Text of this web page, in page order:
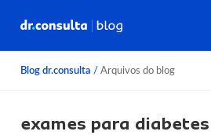
Blog dr.consulta / Arquivos do blog
exames para diabetes